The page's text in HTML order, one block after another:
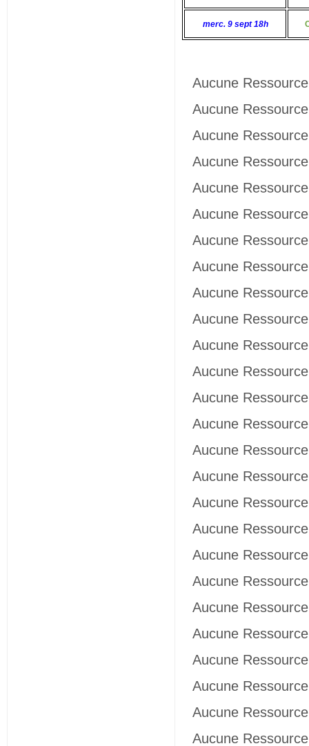
merc. 9 sept 18h
Aucune
Aucune
Aucune
Aucune
Aucune
Aucune
Aucune
Aucune
Aucune
Aucune
Aucune
Aucune
Aucune
Aucune
Aucune
Aucune
Aucune
Aucune
Aucune
Aucune
Aucune
Aucune
Aucune
Aucune
Aucune
Aucune